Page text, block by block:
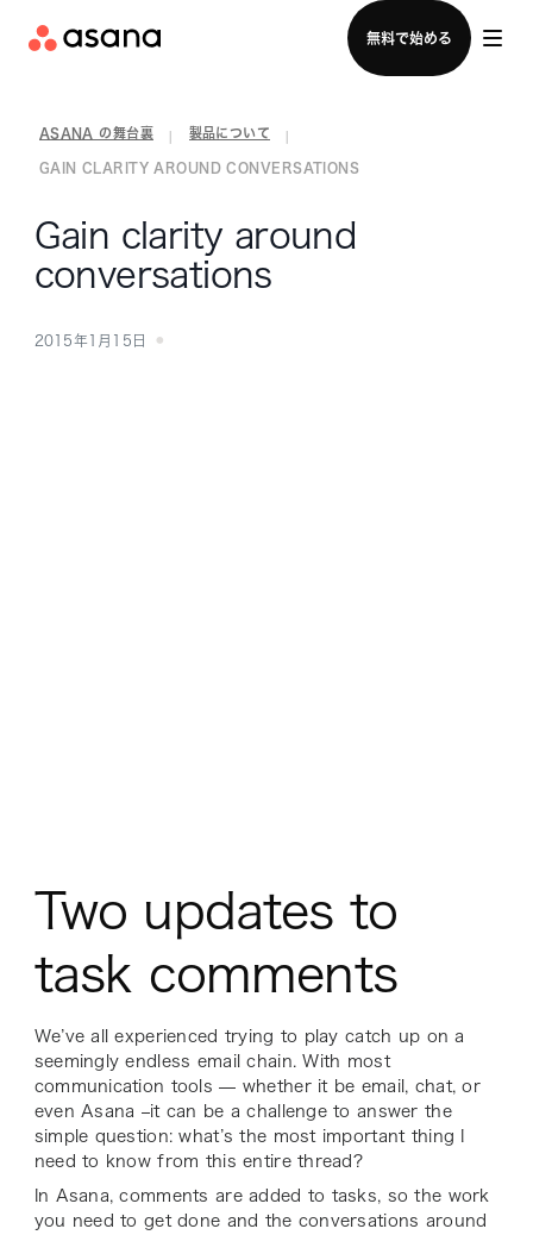
無料で始める
セールスチームに問い合わせる
ASANA の舞台裏 製品について
GAIN CLARITY AROUND CONVERSATIONS
Gain clarity around
conversations
2015年1月15日
Two updates to
task comments
We’ve all experienced trying to play catch up on a
seemingly endless email chain. With most
communication tools — whether it be email, chat, or
even Asana –it can be a challenge to answer the
simple question: what’s the most important thing I
need to know from this entire thread?
In Asana, comments are added to tasks, so the work
you need to get done and the conversations around